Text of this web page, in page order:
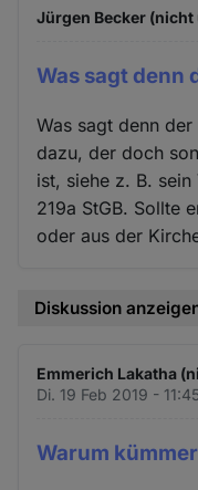
Jürgen Becker
Was sagt denn
Was sagt denn
dazu, der doch
ist, siehe z. B. sein
219a StGB. Sollte
oder aus der
Diskussion
Emmerich Lakatha
Di. 19 Feb 2019 -
Warum